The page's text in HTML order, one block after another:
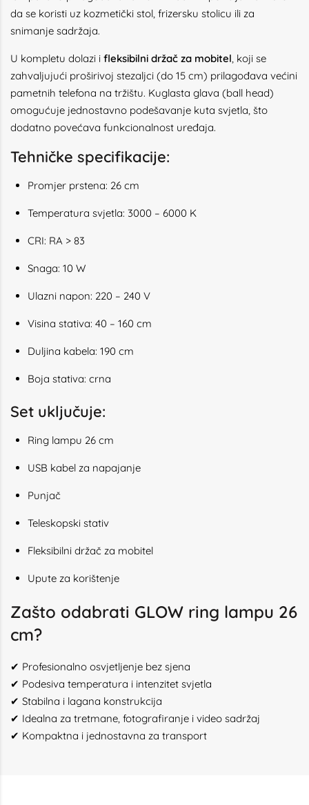
da se koristi uz kozmetički stol, frizersku stolicu ili za
snimanje sadržaja.
U kompletu dolazi i fleksibilni držač za mobitel, koji se
zahvaljujući proširivoj stezaljci (do 15 cm) prilagođava većini
pametnih telefona na tržištu. Kuglasta glava (ball head)
omogućuje jednostavno podešavanje kuta svjetla, što
dodatno povećava funkcionalnost uređaja.
Tehničke specifikacije:
Promjer prstena: 26 cm
Temperatura svjetla: 3000 – 6000 K
CRI: RA > 83
Snaga: 10 W
Ulazni napon: 220 – 240 V
Visina stativa: 40 – 160 cm
Duljina kabela: 190 cm
Boja stativa: crna
Set uključuje:
Ring lampu 26 cm
USB kabel za napajanje
Punjač
Teleskopski stativ
Fleksibilni držač za mobitel
Upute za korištenje
Zašto odabrati GLOW ring lampu 26
cm?
✔ Profesionalno osvjetljenje bez sjena
✔ Podesiva temperatura i intenzitet svjetla
✔ Stabilna i lagana konstrukcija
✔ Idealna za tretmane, fotografiranje i video sadržaj
✔ Kompaktna i jednostavna za transport